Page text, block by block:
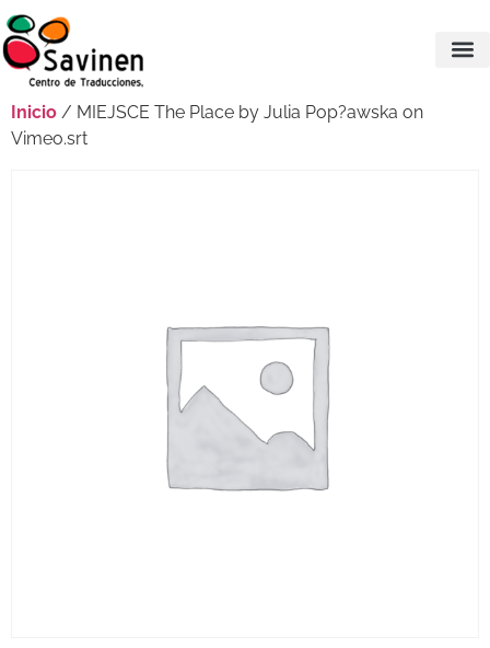
Inicio / MIEJSCE The Place by Julia Pop?awska on
Vimeo.srt